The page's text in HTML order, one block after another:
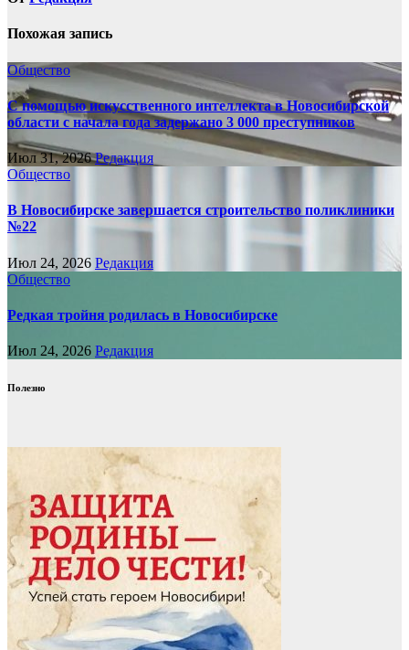
Похожая запись
Общество
С помощью искусственного интеллекта в Новосибирской
области с начала года задержано 3 000 преступников
Июл 31, 2026Редакция
Общество
В Новосибирске завершается строительство поликлиники
№22
Июл 24, 2026 Редакция
Общество
Редкая тройня родилась в Новосибирске
Июл 24, 2026 Редакция
Полезно